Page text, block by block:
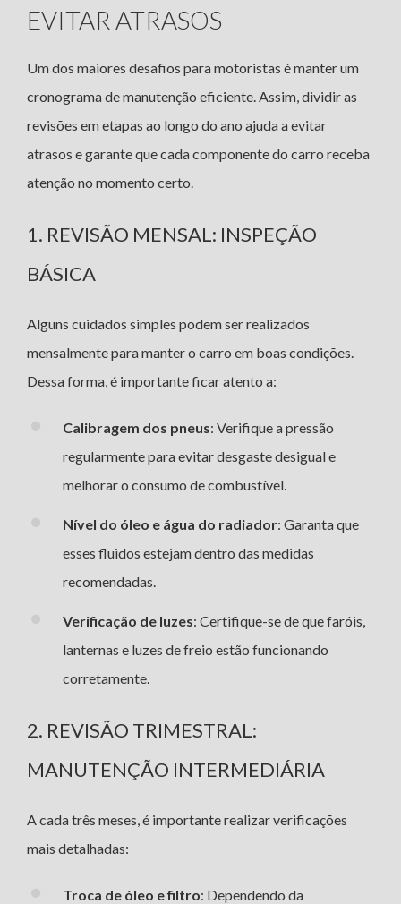
EVITAR ATRASOS
Um dos maiores desafios para motoristas é manter um
cronograma de manutenção eficiente. Assim, dividir as
revisões em etapas ao longo do ano ajuda a evitar
atrasos e garante que cada componente do carro receba
atenção no momento certo.
1. REVISÃO MENSAL: INSPEÇÃO
BÁSICA
Alguns cuidados simples podem ser realizados
mensalmente para manter o carro em boas condições.
Dessa forma, é importante ficar atento a:
Calibragem dos pneus: Verifique a pressão
regularmente para evitar desgaste desigual e
melhorar o consumo de combustível.
Nível do óleo e água do radiador: Garanta que
esses fluidos estejam dentro das medidas
recomendadas.
Verificação de luzes: Certifique-se de que faróis,
lanternas e luzes de freio estão funcionando
corretamente.
2. REVISÃO TRIMESTRAL:
MANUTENÇÃO INTERMEDIÁRIA
A cada três meses, é importante realizar verificações
mais detalhadas:
Troca de óleo e filtro: Dependendo da